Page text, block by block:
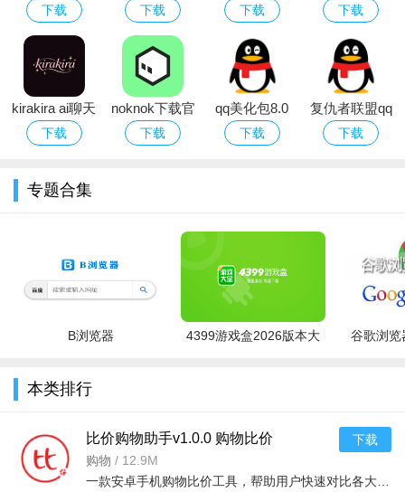
下载
app官方免费
下载2026最新
版
下载
TFAMILY官方
版
下载
下载2026最新
下载
kirakira ai聊天
下载官方免费
下载
noknok下载官
方2026最新版
下载
qq美化包8.0
最新版apk
下载
复仇者联盟qq
美化版app
下载
专题合集
B浏览器
4399游戏盒2026版本大
谷歌浏览
本类排行
比价购物助手v1.0.0 购物比价
购物 / 12.9M
下载